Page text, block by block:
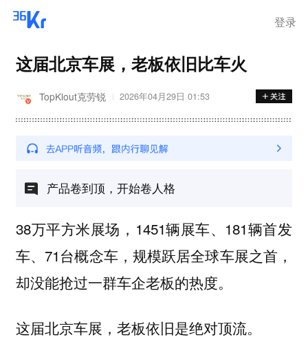
登录
这届北京车展，老板依旧比车火
TopKlout克劳锐 2026年04月29日 01:53
产品卷到顶，开始卷人格
38万平方米展场，1451辆展车、181辆首发
车、71台概念车，规模跃居全球车展之首，
却没能抢过一群车企老板的热度。
这届北京车展，老板依旧是绝对顶流。